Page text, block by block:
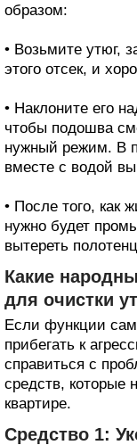
образом:
• Возьмите утюг,
этого отсек, и
• Наклоните его
чтобы подошва
нужный режим. В
вместе с водой
• После того, как
нужно будет
вытереть
Какие
для очистки
Если функции
прибегать к
справиться с
средств, которые
квартире.
Средство 1: